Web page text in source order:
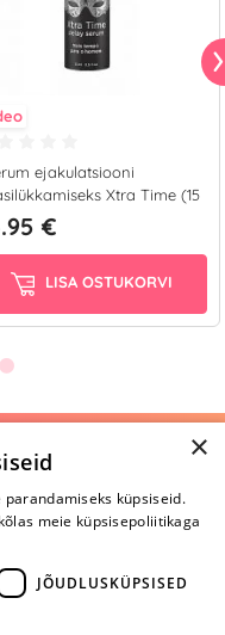
ejakulatsiooni
Xtra Time (15
€
LISA OSTUKORVI
ka helistades:×
küpsiseid.
meie küpsisepoliitikaga
JÕUDLUSKÜPSISED